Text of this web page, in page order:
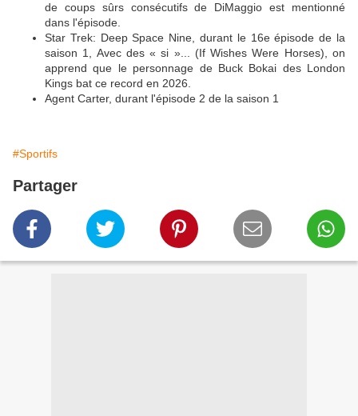
de coups sûrs consécutifs de DiMaggio est mentionné
dans l'épisode.
Star Trek: Deep Space Nine, durant le 16e épisode de la
saison 1, Avec des « si »... (If Wishes Were Horses), on
apprend que le personnage de Buck Bokai des London
Kings bat ce record en 2026.
Agent Carter, durant l'épisode 2 de la saison 1
#Sportifs
Partager